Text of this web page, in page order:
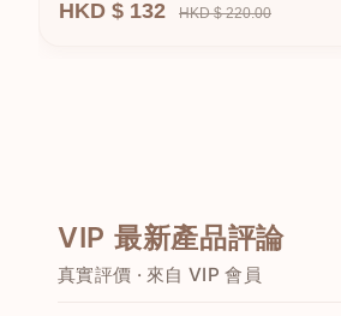
HKD $ 132 HKD $ 220.00
VIP 最新產品評論
真實評價 · 來自 VIP 會員